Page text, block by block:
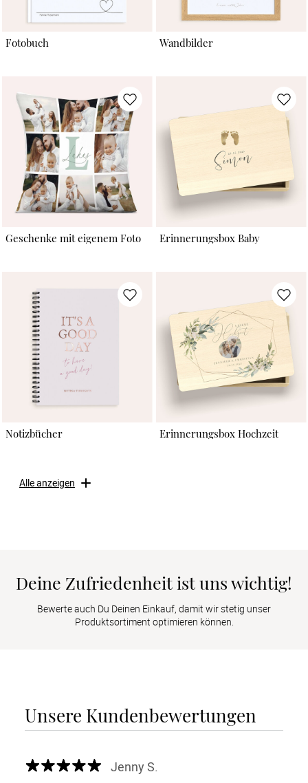
Fotobuch Wandbilder
Geschenke mit eigenem Foto Erinnerungsbox Baby
Notizbücher Erinnerungsbox Hochzeit
Alle anzeigen
Deine Zufriedenheit ist uns wichtig!
Bewerte auch Du Deinen Einkauf, damit wir stetig unser
Produktsortiment optimieren können.
Unsere Kundenbewertungen
Jenny S.